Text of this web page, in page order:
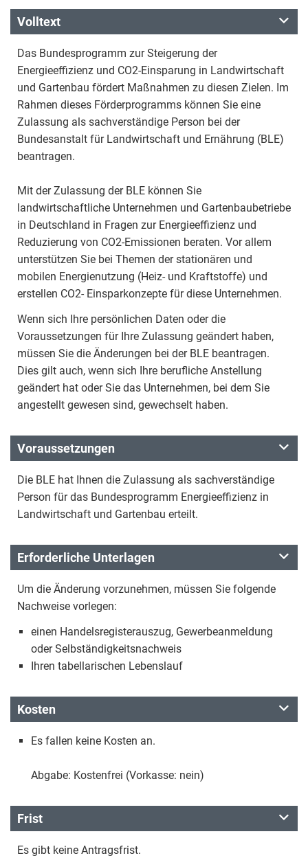
Volltext
Das Bundesprogramm zur Steigerung der
Energieeffizienz und CO2-Einsparung in Landwirtschaft
und Gartenbau fördert Maßnahmen zu diesen Zielen. Im
Rahmen dieses Förderprogramms können Sie eine
Zulassung als sachverständige Person bei der
Bundesanstalt für Landwirtschaft und Ernährung (BLE)
beantragen.
Mit der Zulassung der BLE können Sie
landwirtschaftliche Unternehmen und Gartenbaubetriebe
in Deutschland in Fragen zur Energieeffizienz und
Reduzierung von CO2-Emissionen beraten. Vor allem
unterstützen Sie bei Themen der stationären und
mobilen Energienutzung (Heiz- und Kraftstoffe) und
erstellen CO2- Einsparkonzepte für diese Unternehmen.
Wenn sich Ihre persönlichen Daten oder die
Voraussetzungen für Ihre Zulassung geändert haben,
müssen Sie die Änderungen bei der BLE beantragen.
Dies gilt auch, wenn sich Ihre berufliche Anstellung
geändert hat oder Sie das Unternehmen, bei dem Sie
angestellt gewesen sind, gewechselt haben.
Voraussetzungen
Die BLE hat Ihnen die Zulassung als sachverständige
Person für das Bundesprogramm Energieeffizienz in
Landwirtschaft und Gartenbau erteilt.
Erforderliche Unterlagen
Um die Änderung vorzunehmen, müssen Sie folgende
Nachweise vorlegen:
einen Handelsregisterauszug, Gewerbeanmeldung
oder Selbständigkeitsnachweis
Ihren tabellarischen Lebenslauf
Kosten
Es fallen keine Kosten an.
Abgabe: Kostenfrei (Vorkasse: nein)
Frist
Es gibt keine Antragsfrist.